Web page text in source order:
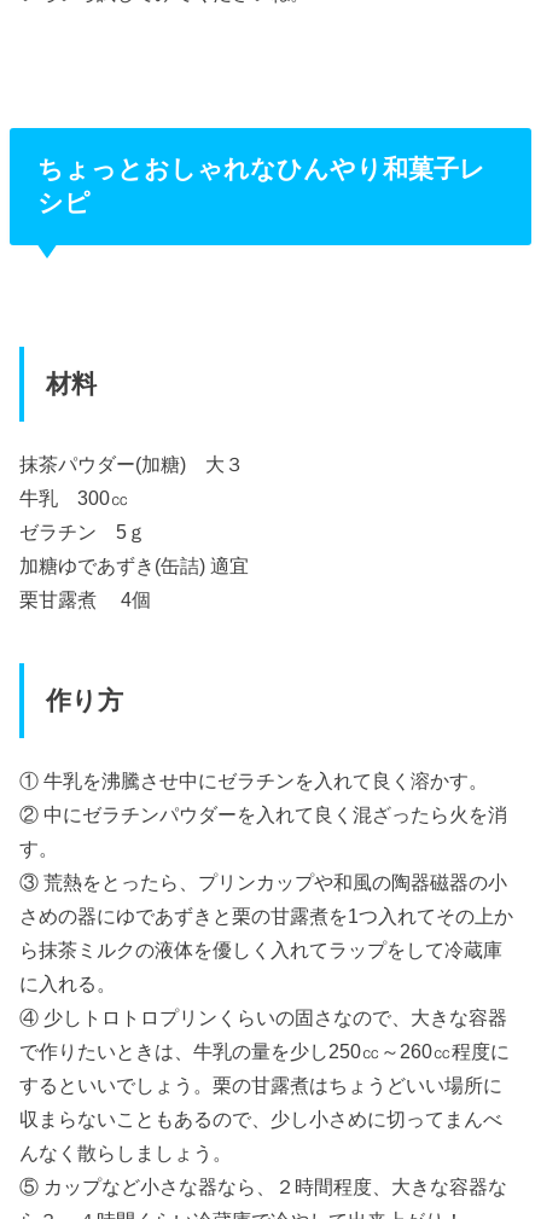
ちょっとおしゃれなひんやり和菓子レ
シピ
材料
抹茶パウダー(加糖) 大３
牛乳 300㏄
ゼラチン 5ｇ
加糖ゆであずき(缶詰) 適宜
栗甘露煮 4個
作り方
① 牛乳を沸騰させ中にゼラチンを入れて良く溶かす。
② 中にゼラチンパウダーを入れて良く混ざったら火を消
す。
③ 荒熱をとったら、プリンカップや和風の陶器磁器の小
さめの器にゆであずきと栗の甘露煮を1つ入れてその上か
ら抹茶ミルクの液体を優しく入れてラップをして冷蔵庫
に入れる。
④ 少しトロトロプリンくらいの固さなので、大きな容器
で作りたいときは、牛乳の量を少し250㏄～260㏄程度に
するといいでしょう。栗の甘露煮はちょうどいい場所に
収まらないこともあるので、少し小さめに切ってまんべ
んなく散らしましょう。
⑤ カップなど小さな器なら、２時間程度、大きな容器な